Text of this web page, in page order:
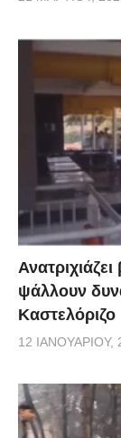
ψάλλουν
Καστελόριζο
12 ΙΑΝΟΥΑΡΊΟΥ,